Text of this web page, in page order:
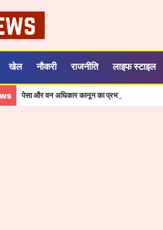
खेल नौकरी राजनीति लाइफ स्टाइल